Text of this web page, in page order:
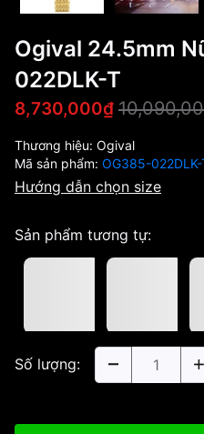
Ogival 24.5mm
022DLK-T
8,730,000₫
Thương hiệu: Ogival
Mã sản phẩm: OG385-022DLK-
Hướng dẫn chọn size
Sản phẩm tương tự:
Số lượng: